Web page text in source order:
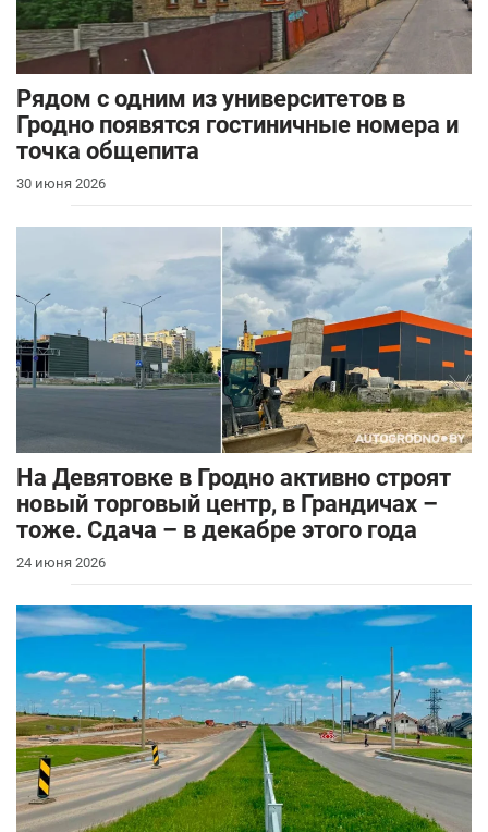
Рядом с одним из университетов в
Гродно появятся гостиничные номера и
точка общепита
30 июня 2026
На Девятовке в Гродно активно строят
новый торговый центр, в Грандичах –
тоже. Сдача – в декабре этого года
24 июня 2026